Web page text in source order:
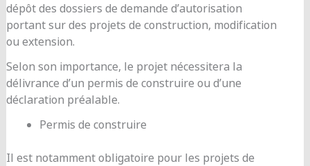
dépôt des dossiers de demande d’autorisation
portant sur des projets de construction, modification
ou extension.
Selon son importance, le projet nécessitera la
délivrance d’un permis de construire ou d’une
déclaration préalable.
Permis de construire
Il est notamment obligatoire pour les projets de